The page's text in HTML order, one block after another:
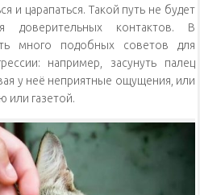
и царапаться. Такой путь не будет
доверительных контактов. В
много подобных советов для
например, засунуть палец
у неё неприятные ощущения, или
или газетой.